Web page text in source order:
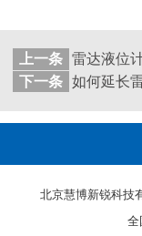
上一条 雷达液位
下一条 如何延长
北京慧博新锐科
全